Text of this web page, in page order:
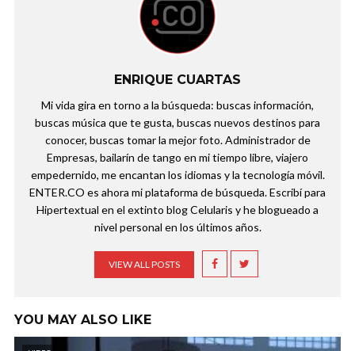
ENRIQUE CUARTAS
Mi vida gira en torno a la búsqueda: buscas información,
buscas música que te gusta, buscas nuevos destinos para
conocer, buscas tomar la mejor foto. Administrador de
Empresas, bailarín de tango en mi tiempo libre, viajero
empedernido, me encantan los idiomas y la tecnología móvil.
ENTER.CO es ahora mi plataforma de búsqueda. Escribí para
Hipertextual en el extinto blog Celularis y he blogueado a
nivel personal en los últimos años.
VIEW ALL POSTS
YOU MAY ALSO LIKE